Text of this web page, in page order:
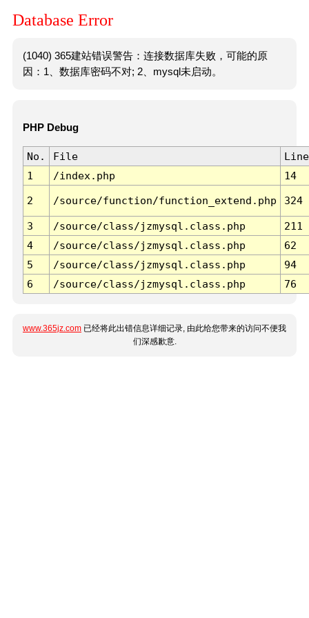
Database Error
(1040) 365建站错误警告：连接数据库失败，可能的原
因：1、数据库密码不对; 2、mysql未启动。
PHP Debug
No. File
Line
1
/index.php 14
2 /source/function/function_extend.php 324
3 /source/class/jzmysql.class.php
211
4
/source/class/jzmysql.class.php
62
5
/source/class/jzmysql.class.php
94
6
/source/class/jzmysql.class.php 76
www.365jz.com 已经将此出错信息详细记录, 由此给您带来的访问不便我
们深感歉意.